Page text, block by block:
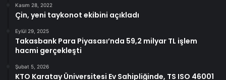
Kasım 28, 2022
Çin, yeni taykonot ekibini açıkladı
Eylül 29, 2025
Takasbank Para Piyasası’nda 59,2 milyar TL işlem
hacmi gerçekleşti
Şubat 5, 2026
KTO Karatay Üniversitesi Ev Sahipliğinde, TS ISO 46001